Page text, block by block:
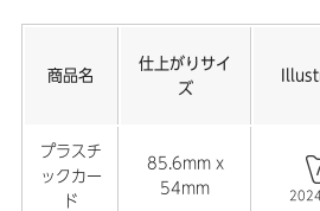
商品名
仕上がりサイ
ズ
プラスチ
ックカー
ド
85.6mm x
54mm